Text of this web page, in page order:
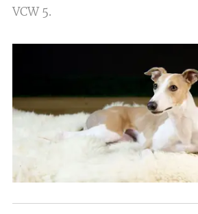
VCW 5.